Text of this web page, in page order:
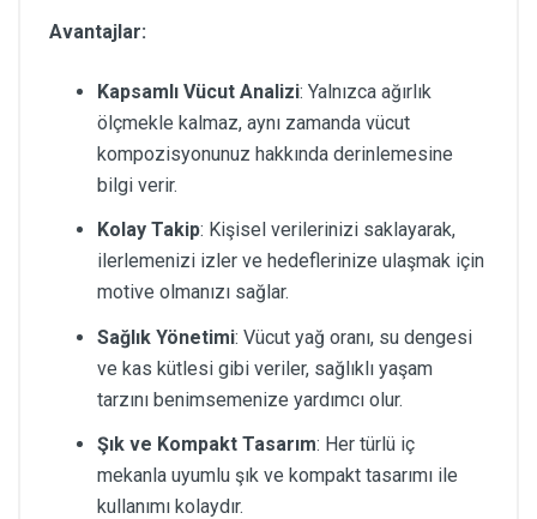
Avantajlar:
Kapsamlı Vücut Analizi: Yalnızca ağırlık
ölçmekle kalmaz, aynı zamanda vücut
kompozisyonunuz hakkında derinlemesine
bilgi verir.
Kolay Takip: Kişisel verilerinizi saklayarak,
ilerlemenizi izler ve hedeflerinize ulaşmak için
motive olmanızı sağlar.
Sağlık Yönetimi: Vücut yağ oranı, su dengesi
ve kas kütlesi gibi veriler, sağlıklı yaşam
tarzını benimsemenize yardımcı olur.
Şık ve Kompakt Tasarım: Her türlü iç
mekanla uyumlu şık ve kompakt tasarımı ile
kullanımı kolaydır.